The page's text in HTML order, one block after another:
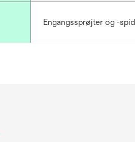
Engangssprøjter og -